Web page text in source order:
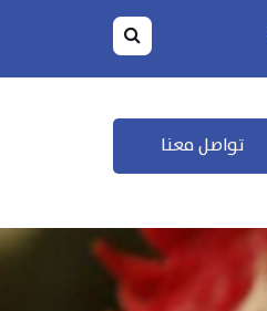
تواصل معنا